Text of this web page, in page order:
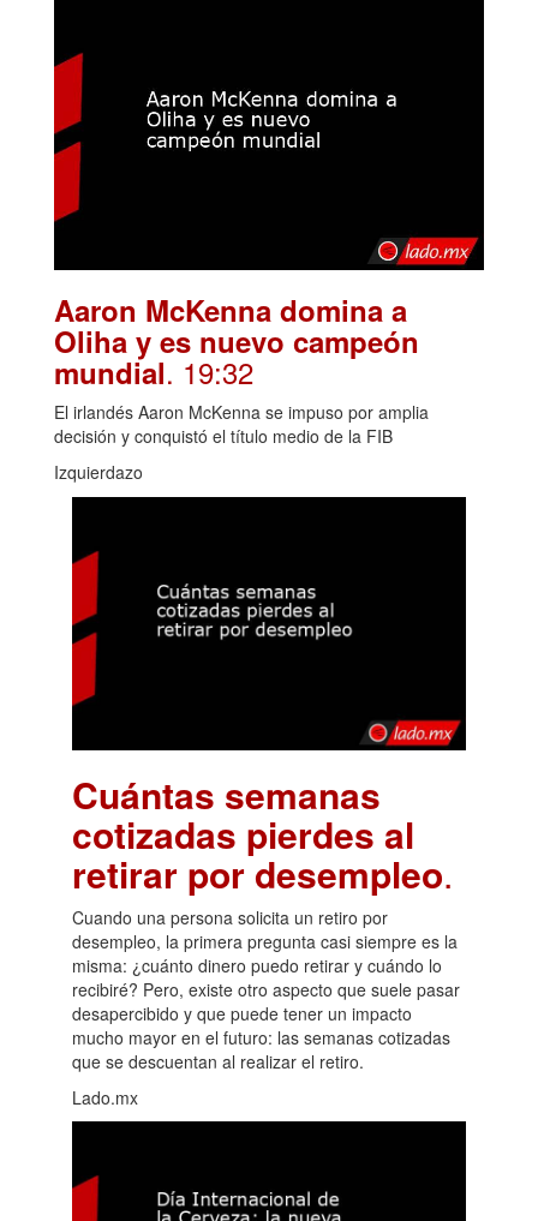
Aaron McKenna domina a
Oliha y es nuevo campeón
mundial. 19:32
El irlandés Aaron McKenna se impuso por amplia
decisión y conquistó el título medio de la FIB
Izquierdazo
Cuántas semanas
cotizadas pierdes al
retirar por desempleo.
Cuando una persona solicita un retiro por
desempleo, la primera pregunta casi siempre es la
misma: ¿cuánto dinero puedo retirar y cuándo lo
recibiré? Pero, existe otro aspecto que suele pasar
desapercibido y que puede tener un impacto
mucho mayor en el futuro: las semanas cotizadas
que se descuentan al realizar el retiro.
Lado.mx